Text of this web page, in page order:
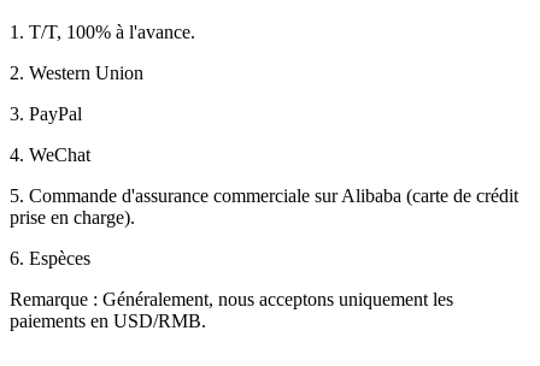
1. T/T, 100% à l'avance.
2. Western Union
3. PayPal
4. WeChat
5. Commande d'assurance commerciale sur Alibaba (carte de crédit
prise en charge).
6. Espèces
Remarque : Généralement, nous acceptons uniquement les
paiements en USD/RMB.